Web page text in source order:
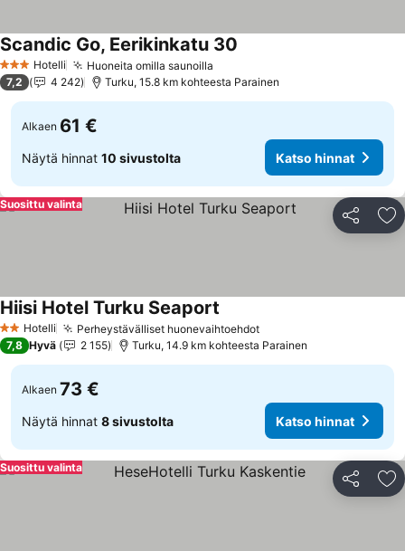
3 Tähtiluokitus
Hotelli Huoneita omilla saunoilla
Scandic Go, Eerikinkatu 30
7,2 4 242 Turku, 15.8 km kohteesta Parainen
Alkaen 61 €
Näytä hinnat 10 sivustolta Katso hinnat
Jaa
Suosittu valinta
2 Tähtiluokitus
Hotelli Perheystävälliset huonevaihtoehdot
Hiisi Hotel Turku Seaport
7,8 Hyvä 2 155 Turku, 14.9 km kohteesta Parainen
Alkaen 73 €
Näytä hinnat 8 sivustolta Katso hinnat
Jaa
Suosittu valinta